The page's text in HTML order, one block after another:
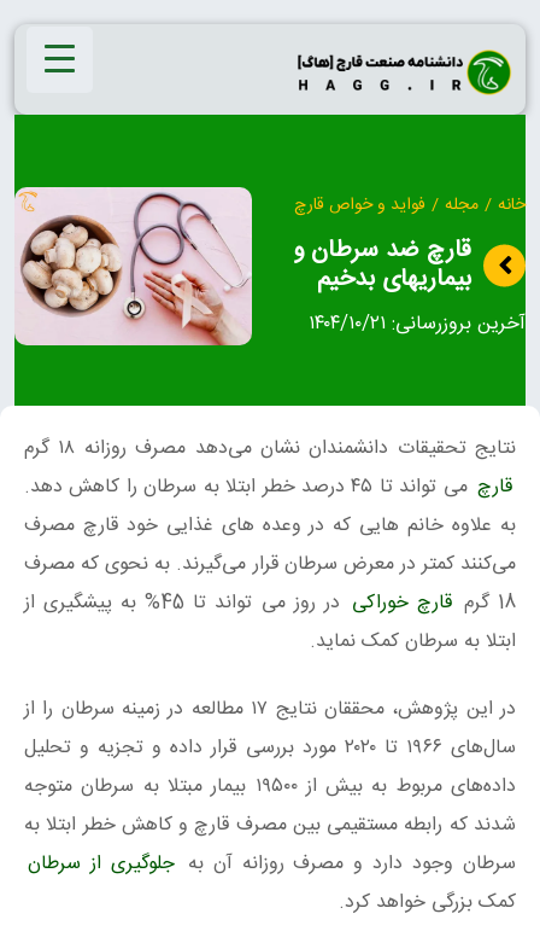
Skip
content
خانه / مجله / فواید و خواص قارچ
قارچ ضد سرطان و
بیماریهای بدخیم
آخرین بروزرسانی: ۱۴۰۴/۱۰/۲۱
نتایج تحقیقات دانشمندان نشان می‌دهد مصرف روزانه ۱۸ گرم
قارچ
می تواند تا ۴۵ درصد خطر ابتلا به سرطان را کاهش دهد.
به علاوه خانم هایی که در وعده های غذایی خود قارچ مصرف
می‌کنند کمتر در معرض سرطان قرار می‌گیرند. به نحوی که مصرف
18 گرم
قارچ خوراکی
در روز می تواند تا 45% به پیشگیری از
ابتلا به سرطان کمک نماید.
در این پژوهش، محققان نتایج ۱۷ مطالعه در زمینه سرطان را از
سال‌های ۱۹۶۶ تا ۲۰۲۰ مورد بررسی قرار داده و تجزیه و تحلیل
داده‌های مربوط به بیش از ۱۹۵۰۰ بیمار مبتلا به سرطان متوجه
شدند که رابطه‌ مستقیمی بین مصرف قارچ و کاهش خطر ابتلا به
سرطان وجود دارد و مصرف روزانه آن به جلوگیری از سرطان
کمک بزرگی خواهد کرد.